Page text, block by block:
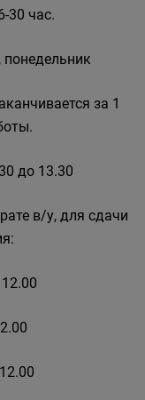
30 час.
понедельник
за 1
до 13.30
в/у, для сдачи